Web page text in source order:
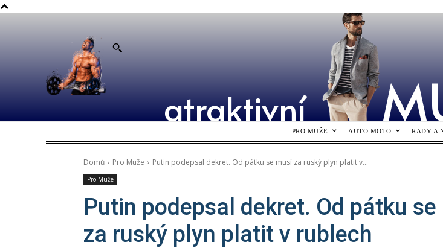
atraktivní
PRO MUŽE AUTO MOTO RADY A
Domů Pro Muže Putin podepsal dekret. Od pátku se musí za ruský plyn platit v...
Pro Muže
Putin podepsal dekret. Od pátku
za ruský plyn platit v rublech